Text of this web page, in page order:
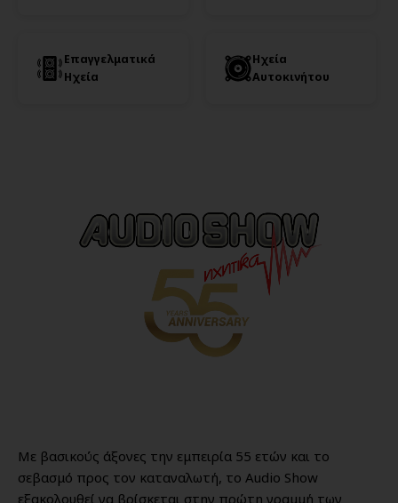
Επαγγελματικά
Ηχεία
Ηχεία
Αυτοκινήτου
Με βασικούς άξονες την εμπειρία 55 ετών και το
σεβασμό προς τον καταναλωτή, το Audio Show
εξακολουθεί να βρίσκεται στην πρώτη γραμμή των